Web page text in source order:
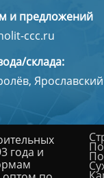
и предложений
ccc.ru
склада:
года и